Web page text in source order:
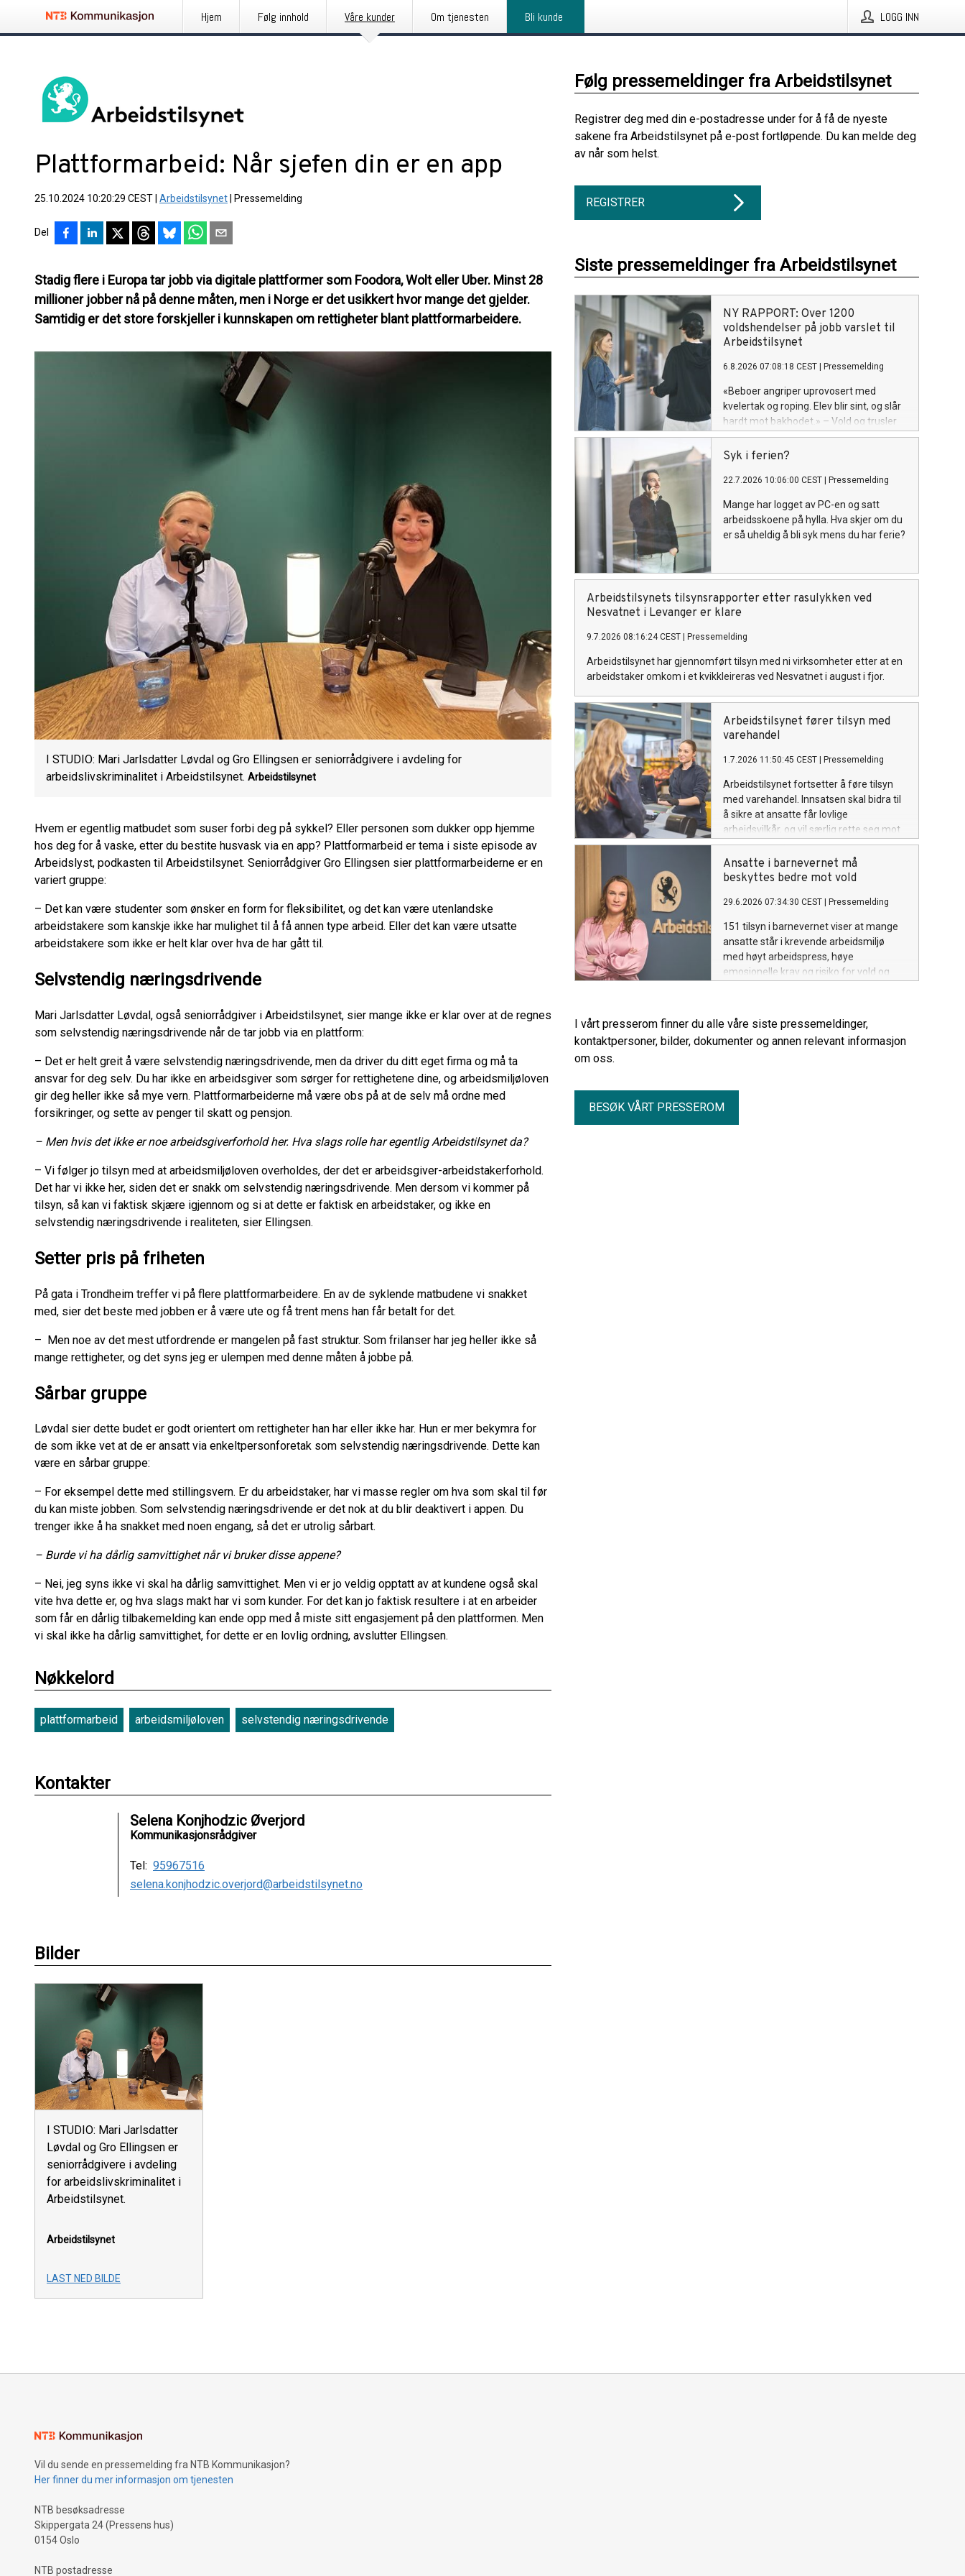
Hjem Følg innhold Våre kunder Om tjenesten Bli kunde LOGG INN
Plattformarbeid: Når sjefen din er en app
25.10.2024 10:20:29 CEST Arbeidstilsynet Pressemelding
Del
Stadig flere i Europa tar jobb via digitale plattformer som Foodora, Wolt eller Uber. Minst 28
millioner jobber nå på denne måten, men i Norge er det usikkert hvor mange det gjelder.
Samtidig er det store forskjeller i kunnskapen om rettigheter blant plattformarbeidere.
I STUDIO: Mari Jarlsdatter Løvdal og Gro Ellingsen er seniorrådgivere i avdeling for
arbeidslivskriminalitet i Arbeidstilsynet. Arbeidstilsynet
Hvem er egentlig matbudet som suser forbi deg på sykkel? Eller personen som dukker opp hjemme
hos deg for å vaske, etter du bestite husvask via en app? Plattformarbeid er tema i siste episode av
Arbeidslyst, podkasten til Arbeidstilsynet. Seniorrådgiver Gro Ellingsen sier plattformarbeiderne er en
variert gruppe:
– Det kan være studenter som ønsker en form for fleksibilitet, og det kan være utenlandske
arbeidstakere som kanskje ikke har mulighet til å få annen type arbeid. Eller det kan være utsatte
arbeidstakere som ikke er helt klar over hva de har gått til.
Selvstendig næringsdrivende
Mari Jarlsdatter Løvdal, også seniorrådgiver i Arbeidstilsynet, sier mange ikke er klar over at de regnes
som selvstendig næringsdrivende når de tar jobb via en plattform:
– Det er helt greit å være selvstendig næringsdrivende, men da driver du ditt eget firma og må ta
ansvar for deg selv. Du har ikke en arbeidsgiver som sørger for rettighetene dine, og arbeidsmiljøloven
gir deg heller ikke så mye vern. Plattformarbeiderne må være obs på at de selv må ordne med
forsikringer, og sette av penger til skatt og pensjon.
– Men hvis det ikke er noe arbeidsgiverforhold her. Hva slags rolle har egentlig Arbeidstilsynet da?
– Vi følger jo tilsyn med at arbeidsmiljøloven overholdes, der det er arbeidsgiver-arbeidstakerforhold.
Det har vi ikke her, siden det er snakk om selvstendig næringsdrivende. Men dersom vi kommer på
tilsyn, så kan vi faktisk skjære igjennom og si at dette er faktisk en arbeidstaker, og ikke en
selvstendig næringsdrivende i realiteten, sier Ellingsen.
Setter pris på friheten
På gata i Trondheim treffer vi på flere plattformarbeidere. En av de syklende matbudene vi snakket
med, sier det beste med jobben er å være ute og få trent mens han får betalt for det.
– Men noe av det mest utfordrende er mangelen på fast struktur. Som frilanser har jeg heller ikke så
mange rettigheter, og det syns jeg er ulempen med denne måten å jobbe på.
Sårbar gruppe
Løvdal sier dette budet er godt orientert om rettigheter han har eller ikke har. Hun er mer bekymra for
de som ikke vet at de er ansatt via enkeltpersonforetak som selvstendig næringsdrivende. Dette kan
være en sårbar gruppe:
– For eksempel dette med stillingsvern. Er du arbeidstaker, har vi masse regler om hva som skal til før
du kan miste jobben. Som selvstendig næringsdrivende er det nok at du blir deaktivert i appen. Du
trenger ikke å ha snakket med noen engang, så det er utrolig sårbart.
– Burde vi ha dårlig samvittighet når vi bruker disse appene?
– Nei, jeg syns ikke vi skal ha dårlig samvittighet. Men vi er jo veldig opptatt av at kundene også skal
vite hva dette er, og hva slags makt har vi som kunder. For det kan jo faktisk resultere i at en arbeider
som får en dårlig tilbakemelding kan ende opp med å miste sitt engasjement på den plattformen. Men
vi skal ikke ha dårlig samvittighet, for dette er en lovlig ordning, avslutter Ellingsen.
Nøkkelord
plattformarbeid arbeidsmiljøloven selvstendig næringsdrivende
Kontakter
Selena Konjhodzic Øverjord
Kommunikasjonsrådgiver
Tel: 95967516
selena.konjhodzic.overjord@arbeidstilsynet.no
Bilder
I STUDIO: Mari Jarlsdatter
Løvdal og Gro Ellingsen er
seniorrådgivere i avdeling
for arbeidslivskriminalitet i
Arbeidstilsynet.
Arbeidstilsynet
LAST NED BILDE
Følg pressemeldinger fra Arbeidstilsynet
Registrer deg med din e-postadresse under for å få de nyeste
sakene fra Arbeidstilsynet på e-post fortløpende. Du kan melde deg
av når som helst.
REGISTRER
Siste pressemeldinger fra Arbeidstilsynet
NY RAPPORT: Over 1200
voldshendelser på jobb varslet til
Arbeidstilsynet
6.8.2026 07:08:18 CEST Pressemelding
«Beboer angriper uprovosert med
kvelertak og roping. Elev blir sint, og slår
hardt mot bakhodet.» – Vold og trusler
er fortsatt et alvorlig
arbeidsmiljøproblem i norsk arbeidsliv,
Arbeidstilsynet.
Syk i ferien?
22.7.2026 10:06:00 CEST Pressemelding
Mange har logget av PC-en og satt
arbeidsskoene på hylla. Hva skjer om du
er så uheldig å bli syk mens du har ferie?
Arbeidstilsynets tilsynsrapporter etter rasulykken ved
Nesvatnet i Levanger er klare
9.7.2026 08:16:24 CEST Pressemelding
Arbeidstilsynet har gjennomført tilsyn med ni virksomheter etter at en
arbeidstaker omkom i et kvikkleireras ved Nesvatnet i august i fjor.
Arbeidstilsynet fører tilsyn med
varehandel
1.7.2026 11:50:45 CEST Pressemelding
Arbeidstilsynet fortsetter å føre tilsyn
med varehandel. Innsatsen skal bidra til
å sikre at ansatte får lovlige
arbeidsvilkår, og vil særlig rette seg mot
arbeidskontrakter og verneombud.
Ansatte i barnevernet må
beskyttes bedre mot vold
29.6.2026 07:34:30 CEST Pressemelding
151 tilsyn i barnevernet viser at mange
ansatte står i krevende arbeidsmiljø
med høyt arbeidspress, høye
emosjonelle krav og risiko for vold og
I vårt presserom finner du alle våre siste pressemeldinger,
kontaktpersoner, bilder, dokumenter og annen relevant informasjon
om oss.
BESØK VÅRT PRESSEROM
Vil du sende en pressemelding fra NTB Kommunikasjon?
Her finner du mer informasjon om tjenesten
NTB besøksadresse
Skippergata 24 (Pressens hus)
0154 Oslo
NTB postadresse